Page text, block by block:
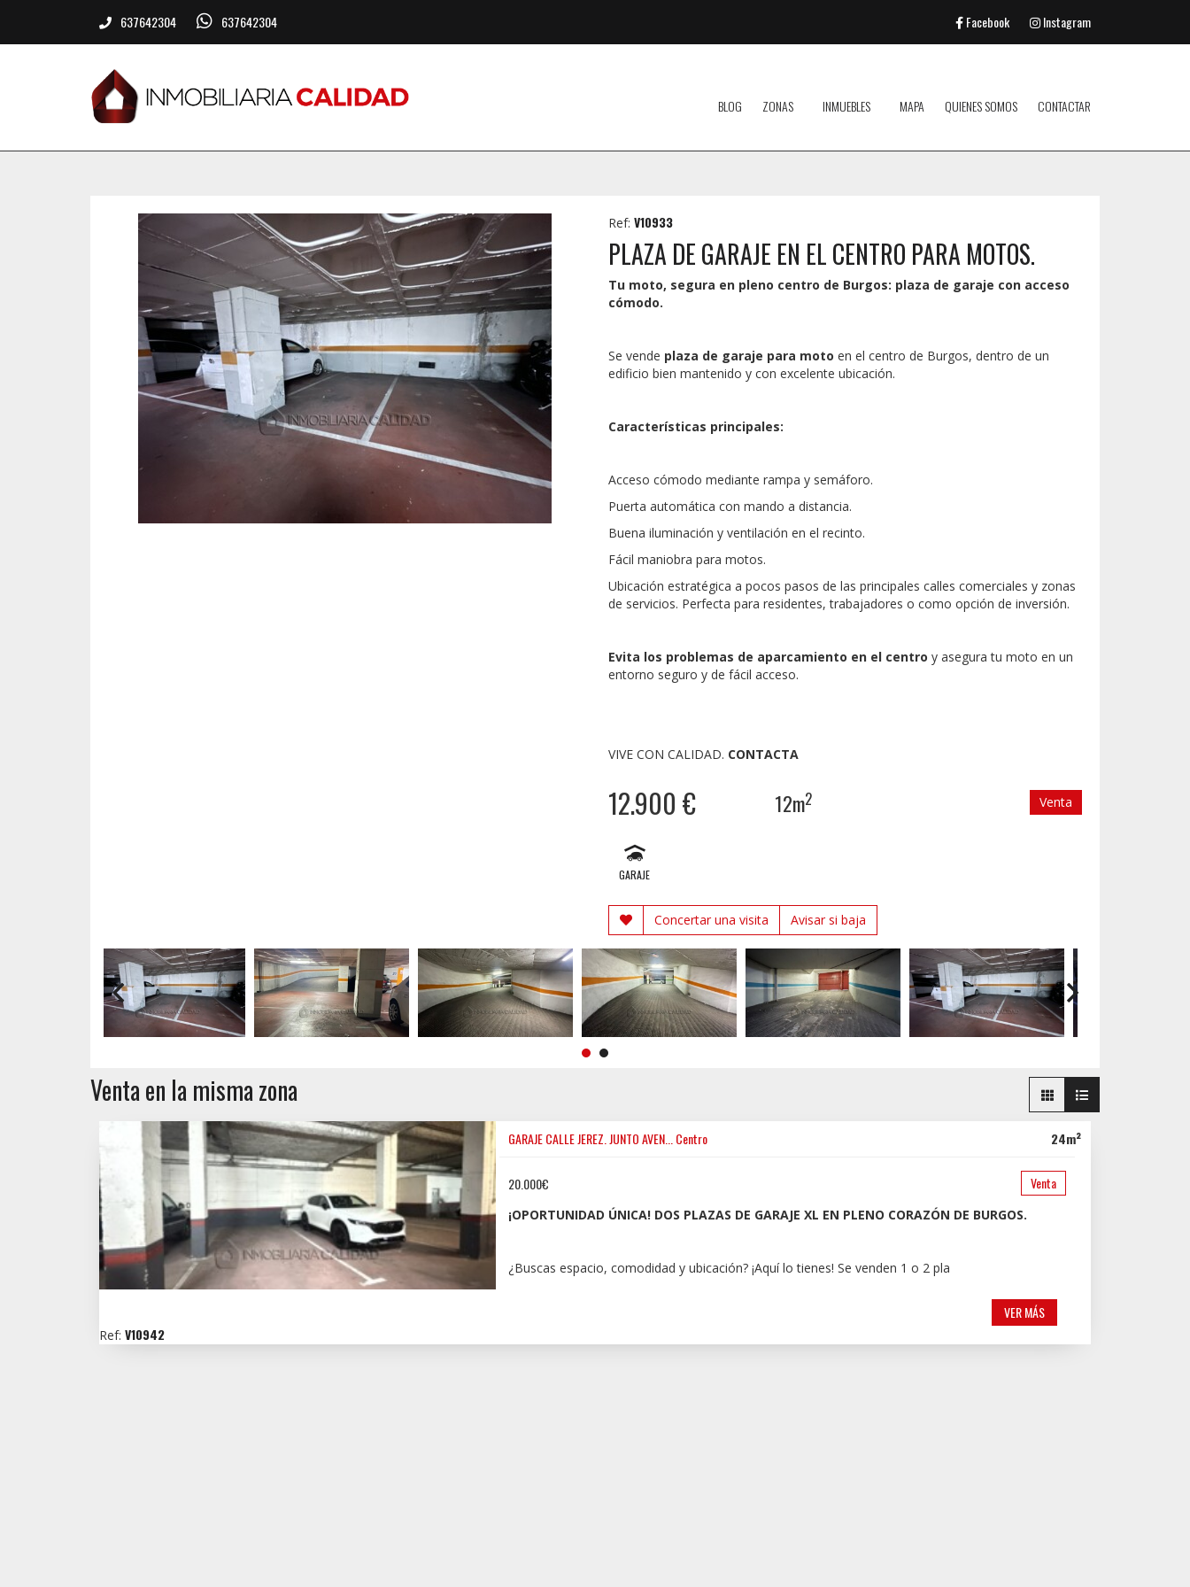
637642304 637642304 Facebook Instagram
BLOG ZONAS INMUEBLES MAPA QUIENES SOMOS CONTACTAR
Ref: V10933
PLAZA DE GARAJE EN EL CENTRO PARA MOTOS.
Tu moto, segura en pleno centro de Burgos: plaza de garaje con acceso
cómodo.
Se vende plaza de garaje para moto en el centro de Burgos, dentro de un
edificio bien mantenido y con excelente ubicación.
Características principales:
Acceso cómodo mediante rampa y semáforo.
Puerta automática con mando a distancia.
Buena iluminación y ventilación en el recinto.
Fácil maniobra para motos.
Ubicación estratégica a pocos pasos de las principales calles comerciales y zonas
de servicios. Perfecta para residentes, trabajadores o como opción de inversión.
Evita los problemas de aparcamiento en el centro y asegura tu moto en un
entorno seguro y de fácil acceso.
VIVE CON CALIDAD. CONTACTA
12.900 € 12m2 Venta
GARAJE
Concertar una visita Avisar si baja
Venta en la misma zona
GARAJE CALLE JEREZ. JUNTO AVEN... Centro
20.000€ Venta
¡OPORTUNIDAD ÚNICA! DOS PLAZAS DE GARAJE XL EN PLENO CORAZÓN DE BURGOS.
¿Buscas espacio, comodidad y ubicación? ¡Aquí lo tienes! Se venden 1 o 2 pla
VER MÁS
24m²
Ref: V10942